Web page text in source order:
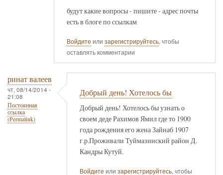
будут какие вопросы - пишите - адрес почты
есть в блоге по ссылкам
Войдите или зарегистрируйтесь, чтобы
оставлять комментарии
ринат валеев
чт, 08/14/2014 -
21:08
Постоянная
ссылка
(Permalink)
Добрый день! Хотелось бы
Добрый день! Хотелось бы узнать о
своем деде Рахимов Ямил где то 1900
года рождения его жена Зайнаб 1907
г.р.Проживали Туймазинский район Д.
Кандры Кутуй.
Войдите или зарегистрируйтесь, чтобы